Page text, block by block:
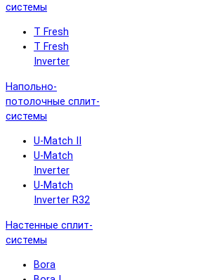
системы
T Fresh
T Fresh
Inverter
Напольно-
потолочные сплит-
системы
U-Match II
U-Match
Inverter
U-Match
Inverter R32
Настенные сплит-
системы
Bora